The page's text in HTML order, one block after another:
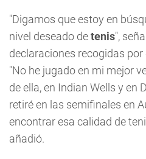
"Digamos que estoy en
nivel deseado detenis",
declaraciones recogidas por
"No he jugado en mi mejor
de ella, en Indian Wells y en
retiré en las semifinales en
encontrar esa calidad de
añadió.